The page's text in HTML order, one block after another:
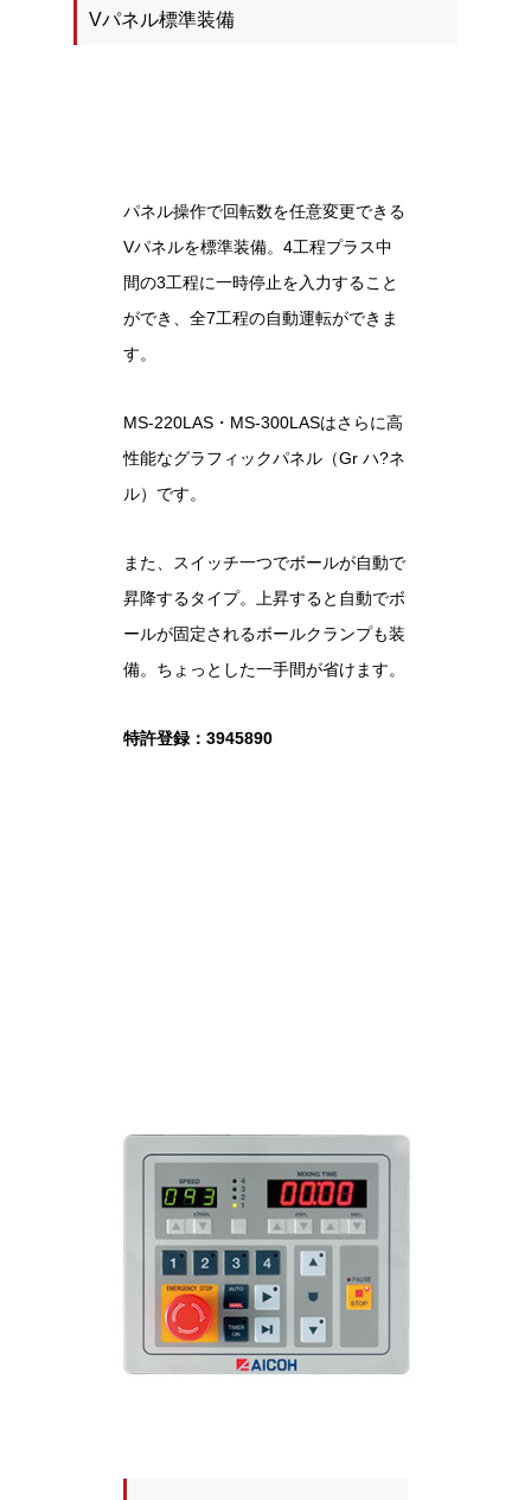
Vパネル標準装備
パネル操作で回転数を任意変更できる
Vパネルを標準装備。4工程プラス中
間の3工程に一時停止を入力すること
ができ、全7工程の自動運転ができま
す。
MS-220LAS・MS-300LASはさらに高
性能なグラフィックパネル（Gr ハ?ネ
ル）です。
また、スイッチ一つでボールが自動で
昇降するタイプ。上昇すると自動でボ
ールが固定されるボールクランプも装
備。ちょっとした一手間が省けます。
特許登録：3945890